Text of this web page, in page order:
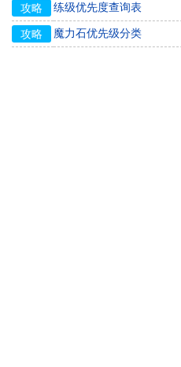
攻略 练级优先度查询表
攻略 魔力石优先级分类